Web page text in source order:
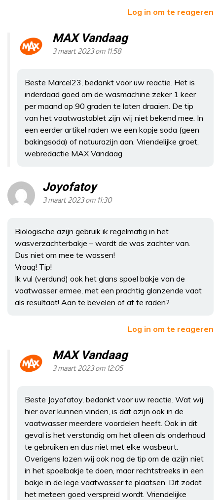
Log in om te reageren
MAX Vandaag
3 maart 2023 om 11:58
Beste Marcel23, bedankt voor uw reactie. Het is
inderdaad goed om de wasmachine zeker 1 keer
per maand op 90 graden te laten draaien. De tip
van het vaatwastablet zijn wij niet bekend mee. In
een eerder artikel raden we een kopje soda (geen
bakingsoda) of natuurazijn aan. Vriendelijke groet,
webredactie MAX Vandaag
Joyofatoy
3 maart 2023 om 11:30
Biologische azijn gebruik ik regelmatig in het
wasverzachterbakje – wordt de was zachter van.
Dus niet om mee te wassen!
Vraag! Tip!
Ik vul (verdund) ook het glans spoel bakje van de
vaatwasser ermee, met een prachtig glanzende vaat
als resultaat! Aan te bevelen of af te raden?
Log in om te reageren
MAX Vandaag
3 maart 2023 om 12:05
Beste Joyofatoy, bedankt voor uw reactie. Wat wij
hier over kunnen vinden, is dat azijn ook in de
vaatwasser meerdere voordelen heeft. Ook in dit
geval is het verstandig om het alleen als onderhoud
te gebruiken en dus niet met elke wasbeurt.
Overigens lazen wij ook nog de tip om de azijn niet
in het spoelbakje te doen, maar rechtstreeks in een
bakje in de lege vaatwasser te plaatsen. Dit zodat
het meteen goed verspreid wordt. Vriendelijke